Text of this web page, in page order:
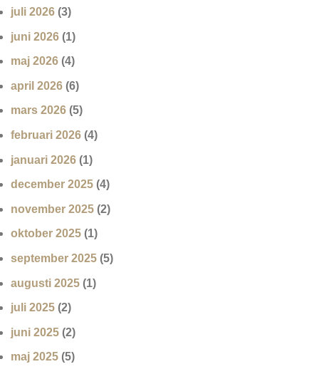
juli 2026 (3)
juni 2026 (1)
maj 2026 (4)
april 2026 (6)
mars 2026 (5)
februari 2026 (4)
januari 2026 (1)
december 2025 (4)
november 2025 (2)
oktober 2025 (1)
september 2025 (5)
augusti 2025 (1)
juli 2025 (2)
juni 2025 (2)
maj 2025 (5)